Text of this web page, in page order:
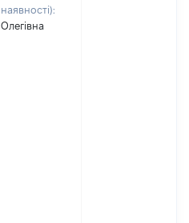
наявності):
Олегівна